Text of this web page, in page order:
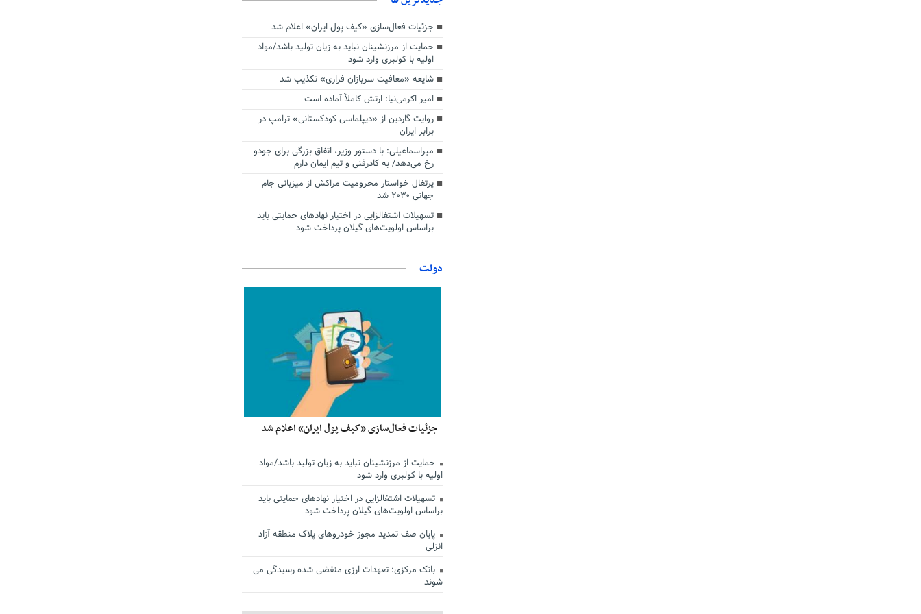
جزئیات فعال‌سازی «کیف پول ایران» اعلام شد
حمایت از مرزنشینان نباید به زیان تولید باشد/مواد
اولیه با کولبری وارد شود
شایعه «معافیت سربازان فراری» تکذیب شد
امیر اکرمی‌نیا: ارتش کاملاً آماده است
روایت گاردین از «دیپلماسی کودکستانی» ترامپ در
برابر ایران
میراسماعیلی: با دستور وزیر، اتفاق بزرگی برای جودو
رخ می‌دهد/ به کادرفنی و تیم ایمان دارم
پرتغال خواستار محرومیت مراکش از میزبانی جام
جهانی ۲۰۳۰ شد
تسهیلات اشتغالزایی در اختیار نهادهای حمایتی باید
براساس اولویت‌های گیلان پرداخت شود
دولت
جزئیات فعال‌سازی «کیف پول ایران» اعلام شد
حمایت از مرزنشینان نباید به زیان تولید باشد/مواد
اولیه با کولبری وارد شود
تسهیلات اشتغالزایی در اختیار نهادهای حمایتی باید
براساس اولویت‌های گیلان پرداخت شود
پایان صف تمدید مجوز خودروهای پلاک منطقه آزاد
انزلی
بانک مرکزی: تعهدات ارزی منقضی شده رسیدگی می
شوند